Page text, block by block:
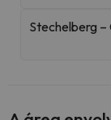
Stechelberg